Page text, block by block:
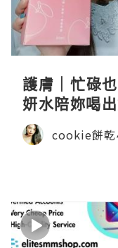
護膚｜忙碌
妍水陪妳喝
cookie餅乾